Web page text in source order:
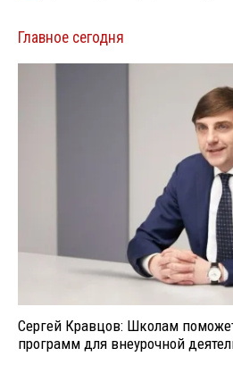
Главное сегодня
Сергей Кравцов: Школам
программ для внеурочной